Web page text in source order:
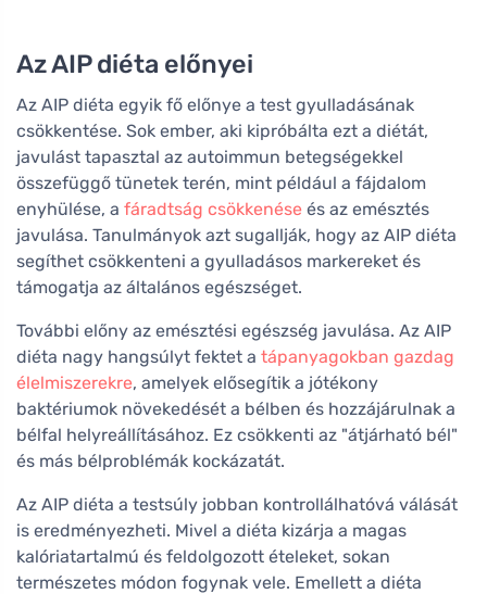
Az AIP diéta előnyei
Az AIP diéta egyik fő előnye a test gyulladásának
csökkentése. Sok ember, aki kipróbálta ezt a diétát,
javulást tapasztal az autoimmun betegségekkel
összefüggő tünetek terén, mint például a fájdalom
enyhülése, a fáradtság csökkenése és az emésztés
javulása. Tanulmányok azt sugallják, hogy az AIP diéta
segíthet csökkenteni a gyulladásos markereket és
támogatja az általános egészséget.
További előny az emésztési egészség javulása. Az AIP
diéta nagy hangsúlyt fektet a tápanyagokban gazdag
élelmiszerekre, amelyek elősegítik a jótékony
baktériumok növekedését a bélben és hozzájárulnak a
bélfal helyreállításához. Ez csökkenti az "átjárható bél"
és más bélproblémák kockázatát.
Az AIP diéta a testsúly jobban kontrollálhatóvá válását
is eredményezheti. Mivel a diéta kizárja a magas
kalóriatartalmú és feldolgozott ételeket, sokan
természetes módon fogynak vele. Emellett a diéta